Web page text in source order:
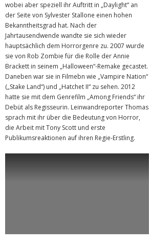
wobei aber speziell ihr Auftritt in „Daylight“ an
der Seite von Sylvester Stallone einen hohen
Bekanntheitsgrad hat. Nach der
Jahrtausendwende wandte sie sich wieder
hauptsächlich dem Horrorgenre zu. 2007 wurde
sie von Rob Zombie für die Rolle der Annie
Brackett in seinem „Halloween“-Remake gecastet.
Daneben war sie in Filmebn wie „Vampire Nation“
(„Stake Land“) und „Hatchet II“ zu sehen. 2012
hatte sie mit dem Genrefilm „Among Friends“ ihr
Debüt als Regisseurin. Leinwandreporter Thomas
sprach mit ihr über die Bedeutung von Horror,
die Arbeit mit Tony Scott und erste
Publikumsreaktionen auf ihren Regie-Erstling.